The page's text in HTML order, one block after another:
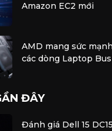
Amazon EC2 mới
AMD mang sức
các dòng Laptop
ĐÂY
Đánh giá Dell 15